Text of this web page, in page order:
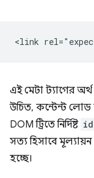
এই মেটা ট্যাগের
উচিত, কন্টেন্ট লোড
DOM ট্রিতে নির্দিষ্ট id
সত্য হিসাবে
হচ্ছে।